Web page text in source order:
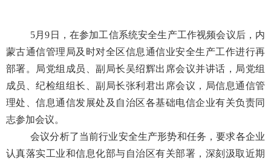
5月9日， 在参加工信系统安全生产工作视频会议后，内
蒙古通信管理局及时对全区信息通信业安全生产工作进行再
部署。局党组成员、副局长吴绍辉出席会议并讲话，局党组
成员、纪检组组长、副局长张利君出席会议，局信息通信管
理处、信息通信发展处及 自治区各基础电信企业有关负责同
志参加会议。
会议分析了当前行业安全生产形势和任务 ，要求各企业
认真落实工业和信息化部与自治区有关部署 ，深刻汲取近期